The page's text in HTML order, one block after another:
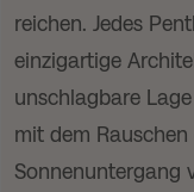
reichen. Jedes
einzigartige
unschlagbare
mit dem
Sonnenuntergang